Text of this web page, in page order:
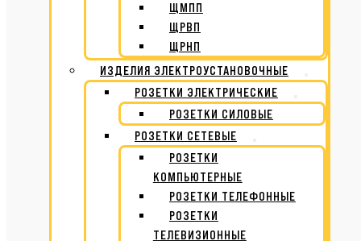
ЩМПП
ЩРВП
ЩРНП
ИЗДЕЛИЯ ЭЛЕКТРОУСТАНОВОЧНЫЕ
РОЗЕТКИ ЭЛЕКТРИЧЕСКИЕ
РОЗЕТКИ СИЛОВЫЕ
РОЗЕТКИ СЕТЕВЫЕ
РОЗЕТКИ
КОМПЬЮТЕРНЫЕ
РОЗЕТКИ ТЕЛЕФОННЫЕ
РОЗЕТКИ
ТЕЛЕВИЗИОННЫЕ